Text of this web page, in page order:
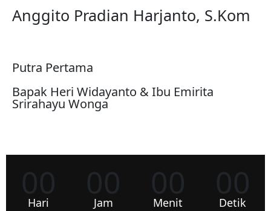
Anggito Pradian Harjanto, S.Kom
Putra Pertama
Bapak Heri Widayanto & Ibu Emirita
Srirahayu Wonga
00
Hari 00
Jam 00
Menit 00
Detik